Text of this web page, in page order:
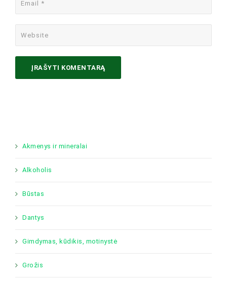
Akmenys ir mineralai
Alkoholis
Būstas
Dantys
Gimdymas, kūdikis, motinystė
Grožis